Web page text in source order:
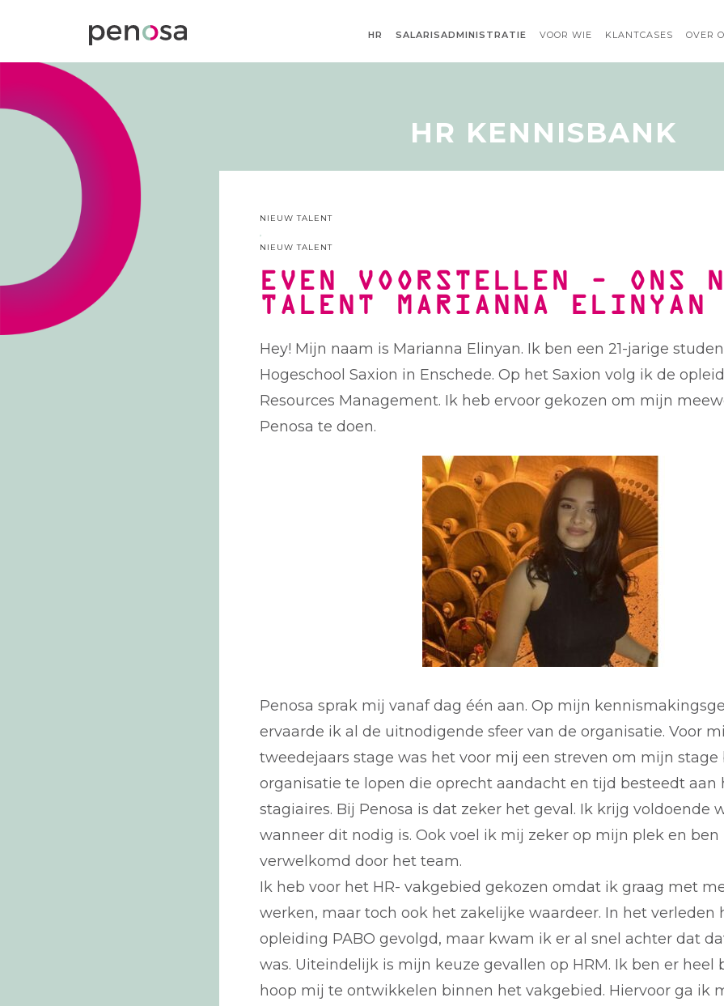
HR SALARISADMINISTRATIE VOOR WIE KLANTCASES OVER
HR KENNISBANK
NIEUW TALENT
,
NIEUW TALENT
EVEN VOORSTELLEN – ONS
TALENT MARIANNA ELINYAN
Hey! Mijn naam is Marianna Elinyan. Ik ben een 21-jarige
Hogeschool Saxion in Enschede. Op het Saxion volg ik de
Resources Management. Ik heb ervoor gekozen om mijn
Penosa te doen.
Penosa sprak mij vanaf dag één aan. Op mijn
ervaarde ik al de uitnodigende sfeer van de organisatie. Voor
tweedejaars stage was het voor mij een streven om mijn stage
organisatie te lopen die oprecht aandacht en tijd besteedt aan
stagiaires. Bij Penosa is dat zeker het geval. Ik krijg voldoende
wanneer dit nodig is. Ook voel ik mij zeker op mijn plek en ben
verwelkomd door het team.
Ik heb voor het HR- vakgebied gekozen omdat ik graag met
werken, maar toch ook het zakelijke waardeer. In het verleden
opleiding PABO gevolgd, maar kwam ik er al snel achter dat
was. Uiteindelijk is mijn keuze gevallen op HRM. Ik ben er heel
hoop mij te ontwikkelen binnen het vakgebied. Hiervoor ga ik